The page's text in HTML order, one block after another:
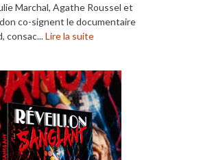
Marchal, Agathe Roussel et
co-signent le documentaire
consac...Lire la suite